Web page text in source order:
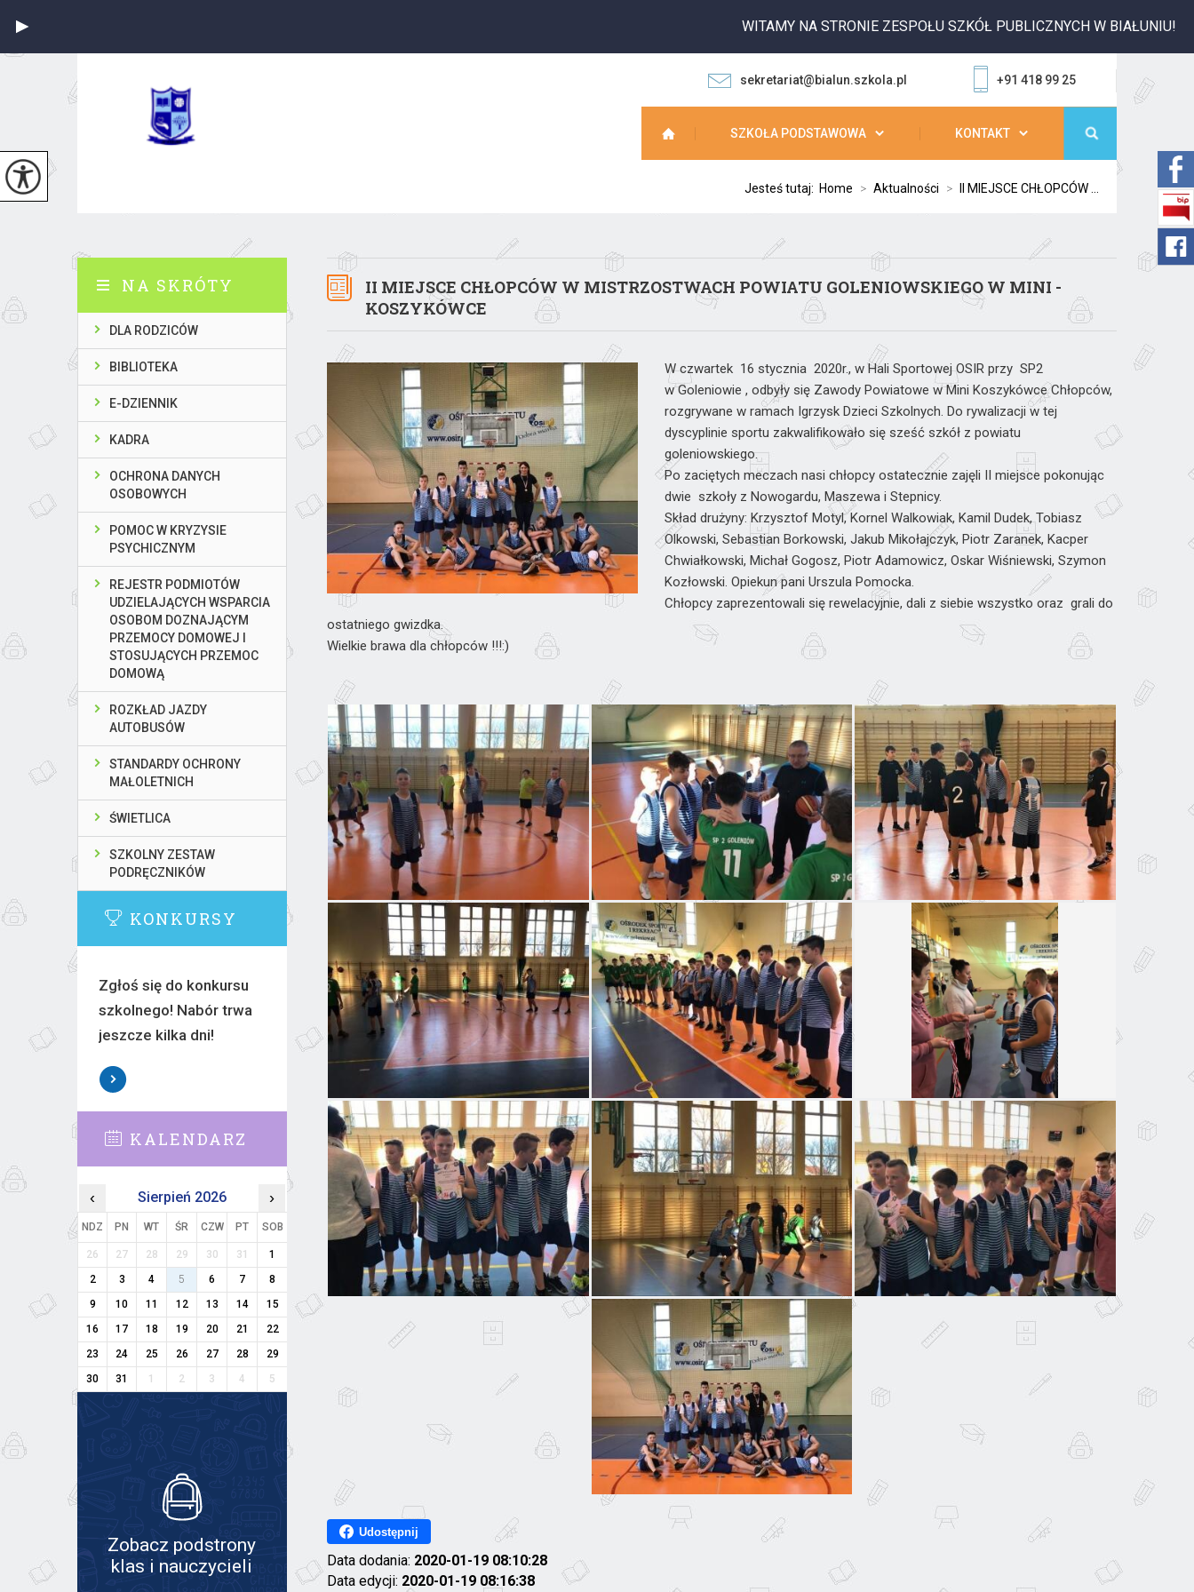
WITAMY NA STRONIE ZESPOŁU SZKÓŁ PUBLICZNYCH W BIAŁUNIU!
sekretariat@bialun.szkola.pl +91 418 99 25
SZKOŁA PODSTAWOWA KONTAKT
Jesteś tutaj: Home > Aktualności > II MIEJSCE CHŁOPCÓW ...
II MIEJSCE CHŁOPCÓW W MISTRZOSTWACH POWIATU GOLENIOWSKIEGO W MINI -
KOSZYKÓWCE
W czwartek 16 stycznia 2020r., w Hali Sportowej OSIR przy SP2
w Goleniowie , odbyły się Zawody Powiatowe w Mini Koszykówce Chłopców,
rozgrywane w ramach Igrzysk Dzieci Szkolnych. Do rywalizacji w tej
dyscyplinie sportu zakwalifikowało się sześć szkół z powiatu
goleniowskiego.
Po zaciętych meczach nasi chłopcy ostatecznie zajęli II miejsce pokonując
dwie szkoły z Nowogardu, Maszewa i Stepnicy.
Skład drużyny: Krzysztof Motyl, Kornel Walkowiak, Kamil Dudek, Tobiasz
Olkowski, Sebastian Borkowski, Jakub Mikołajczyk, Piotr Zaranek, Kacper
Chwiałkowski, Michał Gogosz, Piotr Adamowicz, Oskar Wiśniewski, Szymon
Kozłowski. Opiekun pani Urszula Pomocka.
Chłopcy zaprezentowali się rewelacyjnie, dali z siebie wszystko oraz grali do
ostatniego gwizdka.
Wielkie brawa dla chłopców !!!:)
Udostępnij
Data dodania: 2020-01-19 08:10:28
Data edycji: 2020-01-19 08:16:38
NA SKRÓTY
DLA RODZICÓW
BIBLIOTEKA
E-DZIENNIK
KADRA
OCHRONA DANYCH
OSOBOWYCH
POMOC W KRYZYSIE
PSYCHICZNYM
REJESTR PODMIOTÓW
UDZIELAJĄCYCH WSPARCIA
OSOBOM DOZNAJĄCYM
PRZEMOCY DOMOWEJ I
STOSUJĄCYCH PRZEMOC
DOMOWĄ
ROZKŁAD JAZDY
AUTOBUSÓW
STANDARDY OCHRONY
MAŁOLETNICH
ŚWIETLICA
SZKOLNY ZESTAW
PODRĘCZNIKÓW
KONKURSY
Zgłoś się do konkursu
szkolnego! Nabór trwa
jeszcze kilka dni!
KALENDARZ
‹ Sierpień 2026 ›
NDZ PN WT ŚR CZW PT SOB
26 27 28 29 30 31
1
2
3 4 5 6 7
8
9
10 11 12 13 14
15
16
17 18 19 20 21
22
23
24 25 26 27 28
29
30
31 1 2 3 4 5
Zobacz podstrony
klas i nauczycieli